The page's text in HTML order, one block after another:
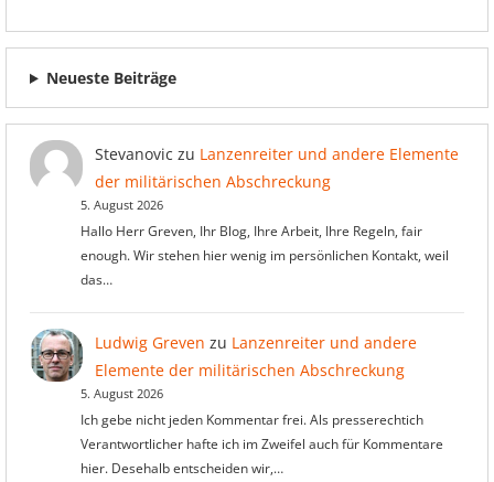
Neueste Beiträge
Stevanovic zu Lanzenreiter und andere Elemente
der militärischen Abschreckung
5. August 2026
Hallo Herr Greven, Ihr Blog, Ihre Arbeit, Ihre Regeln, fair
enough. Wir stehen hier wenig im persönlichen Kontakt, weil
das…
Ludwig Greven zu Lanzenreiter und andere
Elemente der militärischen Abschreckung
5. August 2026
Ich gebe nicht jeden Kommentar frei. Als presserechtich
Verantwortlicher hafte ich im Zweifel auch für Kommentare
hier. Desehalb entscheiden wir,…